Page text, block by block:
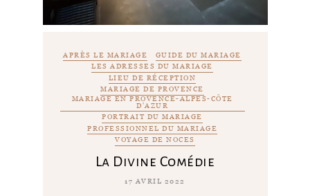
APRÈS LE MARIAGE
GUIDE DU MARIAGE
LES ADRESSES DU MARIAGE
LIEU DE RÉCEPTION
MARIAGE DE PROVENCE
MARIAGE EN PROVENCE-ALPES-CÔTE
D'AZUR
PORTRAIT DU MARIAGE
PROFESSIONNEL DU MARIAGE
VOYAGE DE NOCES
La Divine Comédie
17 AVRIL 2022